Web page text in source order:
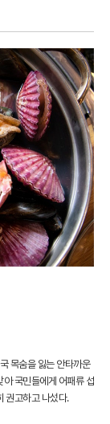
목숨을 잃는 안타까운
국민들에게 어패류 섭
권고하고 나섰다.